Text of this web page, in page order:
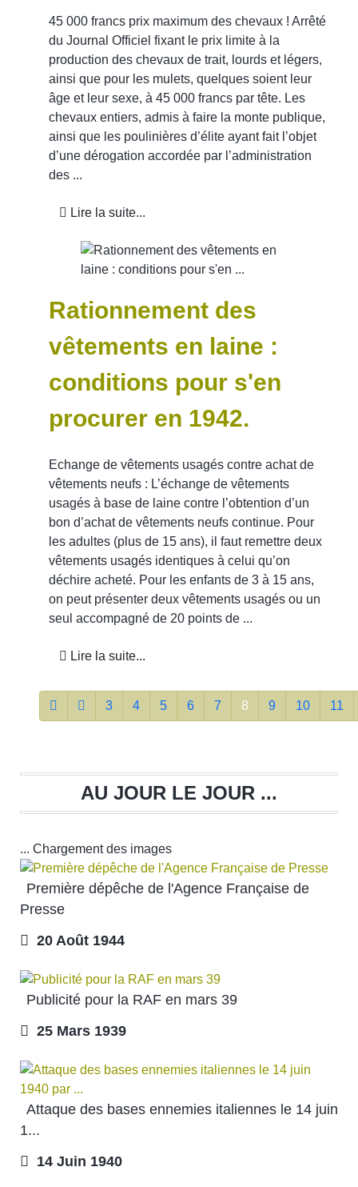
45 000 francs prix maximum des chevaux ! Arrêté
du Journal Officiel fixant le prix limite à la
production des chevaux de trait, lourds et légers,
ainsi que pour les mulets, quelques soient leur
âge et leur sexe, à 45 000 francs par tête. Les
chevaux entiers, admis à faire la monte publique,
ainsi que les poulinières d’élite ayant fait l’objet
d’une dérogation accordée par l’administration
des ...
Lire la suite...
Rationnement des
vêtements en laine :
conditions pour s'en
procurer en 1942.
Echange de vêtements usagés contre achat de
vêtements neufs : L’échange de vêtements
usagés à base de laine contre l’obtention d’un
bon d’achat de vêtements neufs continue. Pour
les adultes (plus de 15 ans), il faut remettre deux
vêtements usagés identiques à celui qu’on
déchire acheté. Pour les enfants de 3 à 15 ans,
on peut présenter deux vêtements usagés ou un
seul accompagné de 20 points de ...
Lire la suite...
3 4 5 6 7 8 9 10 11
AU JOUR LE JOUR ...
... Chargement des images
Première dépêche de l'Agence Française de
Presse
20 Août 1944
Publicité pour la RAF en mars 39
25 Mars 1939
Attaque des bases ennemies italiennes le 14 juin
1...
14 Juin 1940